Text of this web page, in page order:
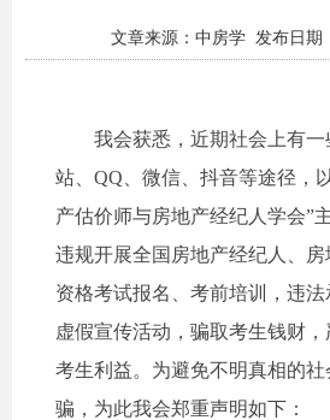
文章来源：中房学 发布日期
我会获悉，近期社会上有一
站、QQ 、微信、抖音等途径
产估价师与房地产经纪人学会”
违规开展全国房地产经纪人、
资格考试报名、考前培训，违
虚假宣传活动，骗取考生钱财
考生利益。为避免不明真相的
骗，为此我会郑重声明如下：